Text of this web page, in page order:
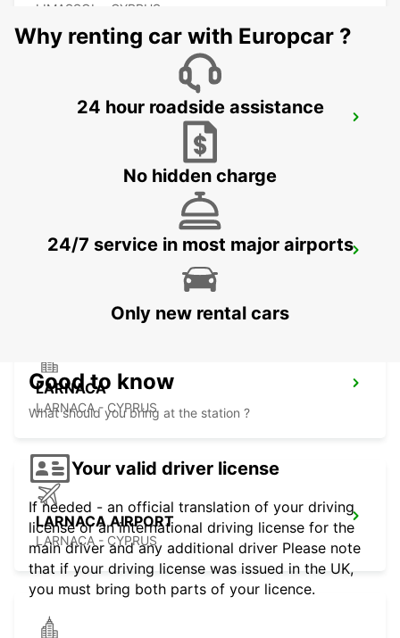
LIMASSOL - CYPRUS
NICOSIA
LARNACA
LARNACA - CYPRUS
LARNACA AIRPORT
LARNACA - CYPRUS
Why renting car with Europcar ?
24 hour roadside assistance
No hidden charge
24/7 service in most major airports
Only new rental cars
Good to know
What should you bring at the station ?
Your valid driver license
If needed - an official translation of your driving
license or an international driving license for the
main driver and any additional driver Please note
that if your driving license was issued in the UK,
you must bring both parts of your licence.